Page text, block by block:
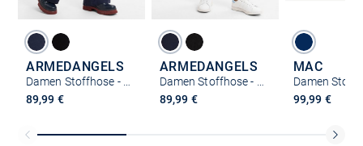
ARMEDANGELS
Damen Stoffhose - Himaari
89,99 €
ARMEDANGELS
Damen Stoffhose - Magdaalena
89,99 €
MAC
99,99 €